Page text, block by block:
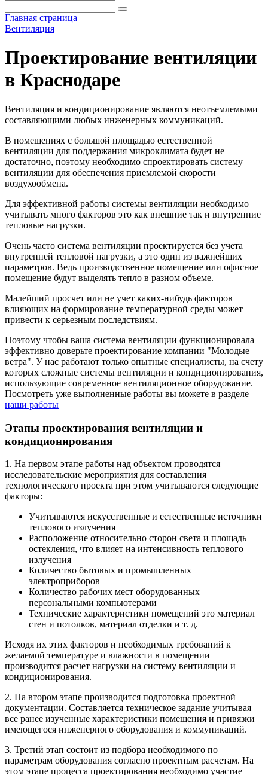
Главная страница
Вентиляция
Проектирование вентиляции
в Краснодаре
Вентиляция и кондиционирование являются неотъемлемыми
составляющими любых инженерных коммуникаций.
В помещениях с большой площадью естественной
вентиляции для поддержания микроклимата будет не
достаточно, поэтому необходимо спроектировать систему
вентиляции для обеспечения приемлемой скорости
воздухообмена.
Для эффективной работы системы вентиляции необходимо
учитывать много факторов это как внешние так и внутренние
тепловые нагрузки.
Очень часто система вентиляции проектируется без учета
внутренней тепловой нагрузки, а это один из важнейших
параметров. Ведь производственное помещение или офисное
помещение будут выделять тепло в разном объеме.
Малейший просчет или не учет каких-нибудь факторов
влияющих на формирование температурной среды может
привести к серьезным последствиям.
Поэтому чтобы ваша система вентиляции функционировала
эффективно доверьте проектирование компании "Молодые
ветра". У нас работают только опытные специалисты, на счету
которых сложные системы вентиляции и кондиционирования,
использующие современное вентиляционное оборудование.
Посмотреть уже выполненные работы вы можете в разделе
наши работы
Этапы проектирования вентиляции и
кондиционирования
1. На первом этапе работы над объектом проводятся
исследовательские мероприятия для составления
технологического проекта при этом учитываются следующие
факторы:
Учитываются искусственные и естественные источники
теплового излучения
Расположение относительно сторон света и площадь
остекления, что влияет на интенсивность теплового
излучения
Количество бытовых и промышленных
электроприборов
Количество рабочих мест оборудованных
персональными компьютерами
Технические характеристики помещений это материал
стен и потолков, материал отделки и т. д.
Исходя их этих факторов и необходимых требований к
желаемой температуре и влажности в помещении
производится расчет нагрузки на систему вентиляции и
кондиционирования.
2. На втором этапе производится подготовка проектной
документации. Составляется техническое задание учитывая
все ранее изученные характеристики помещения и привязки
имеющегося инженерного оборудования и коммуникаций.
3. Третий этап состоит из подбора необходимого по
параметрам оборудования согласно проектным расчетам. На
этом этапе процесса проектирования необходимо участие